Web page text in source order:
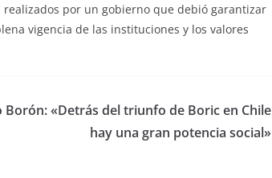
realizados por un gobierno que debió garantizar
vigencia de las instituciones y los valores
Borón: «Detrás del triunfo de Boric en Chile
hay una gran potencia social»